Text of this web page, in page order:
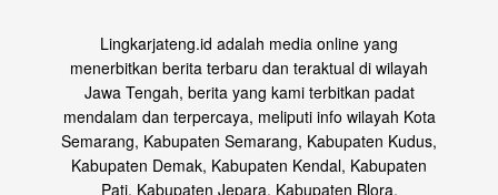
Lingkarjateng.id adalah media online yang
menerbitkan berita terbaru dan teraktual di wilayah
Jawa Tengah, berita yang kami terbitkan padat
mendalam dan terpercaya, meliputi info wilayah Kota
Semarang, Kabupaten Semarang, Kabupaten Kudus,
Kabupaten Demak, Kabupaten Kendal, Kabupaten
Pati, Kabupaten Jepara, Kabupaten Blora,